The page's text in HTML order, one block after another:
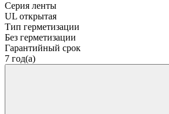
Серия ленты
UL открытая
Тип герметизации
Без герметизации
Гарантийный срок
7 год(а)